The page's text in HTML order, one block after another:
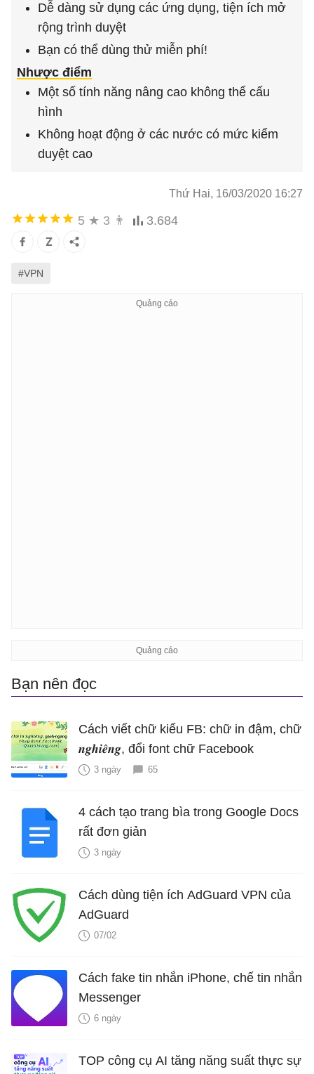
Dễ dàng sử dụng các ứng dụng, tiện ích mở
rộng trình duyệt
Bạn có thể dùng thử miễn phí!
Nhược điểm
Một số tính năng nâng cao không thể cấu
hình
Không hoạt động ở các nước có mức kiểm
duyệt cao
Thứ Hai, 16/03/2020 16:27
5 ★ 3 👨 3.684
#VPN
Bạn nên đọc
Cách viết chữ kiểu FB: chữ in đậm, chữ
𝒏𝒈𝒉𝒊𝒆̂𝒏𝒈, đổi font chữ Facebook
3 ngày 65
4 cách tạo trang bìa trong Google Docs
rất đơn giản
3 ngày
Cách dùng tiện ích AdGuard VPN của
AdGuard
07/02
Cách fake tin nhắn iPhone, chế tin nhắn
Messenger
6 ngày
TOP công cụ AI tăng năng suất thực sự